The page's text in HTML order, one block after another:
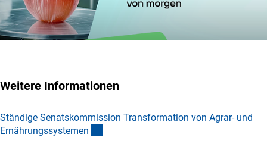
Weitere Informationen
Ständige Senatskommission Transformation von Agrar- und
Ernährungssystemen